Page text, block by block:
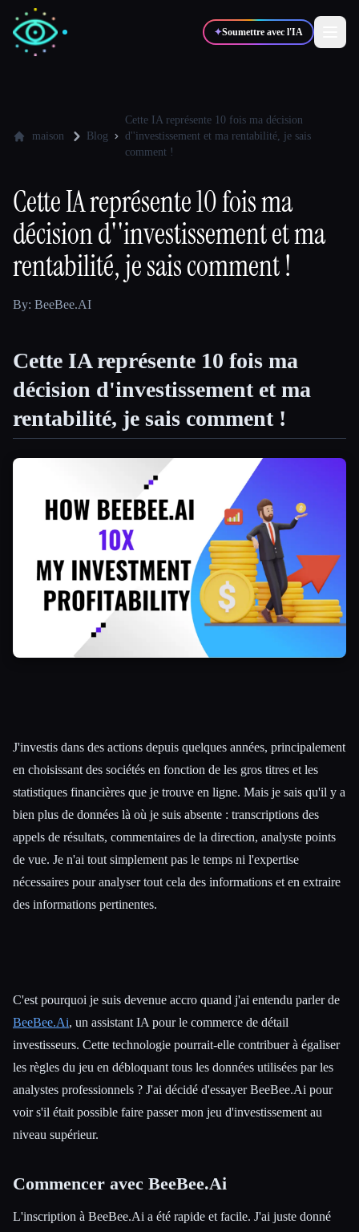
✦Soumettre avec l'IA
🎨Designers
🎓Étudiants 🎬Créateurs
Blog
Comparer les outils
Toutes les catégories
À propos
maison Blog
Cette IA représente 10 fois ma décision
d''investissement et ma rentabilité, je sais
comment !
Cette IA représente 10 fois ma
décision d''investissement et ma
rentabilité, je sais comment !
By: BeeBee.AI
Cette IA représente 10 fois ma
décision d'investissement et ma
rentabilité, je sais comment !
J'investis dans des actions depuis quelques années, principalement
en choisissant des sociétés en fonction de les gros titres et les
statistiques financières que je trouve en ligne. Mais je sais qu'il y a
bien plus de données là où je suis absente : transcriptions des
appels de résultats, commentaires de la direction, analyste points
de vue. Je n'ai tout simplement pas le temps ni l'expertise
nécessaires pour analyser tout cela des informations et en extraire
des informations pertinentes.
C'est pourquoi je suis devenue accro quand j'ai entendu parler de
BeeBee.Ai, un assistant IA pour le commerce de détail
investisseurs. Cette technologie pourrait-elle contribuer à égaliser
les règles du jeu en débloquant tous les données utilisées par les
analystes professionnels ? J'ai décidé d'essayer BeeBee.Ai pour
voir s'il était possible faire passer mon jeu d'investissement au
niveau supérieur.
Commencer avec BeeBee.Ai
L'inscription à BeeBee.Ai a été rapide et facile. J'ai juste donné